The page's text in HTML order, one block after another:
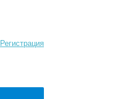
Регистрация